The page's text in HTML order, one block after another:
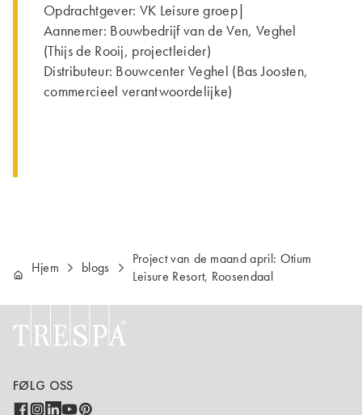
Opdrachtgever: VK Leisure groep|
Aannemer: Bouwbedrijf van de Ven, Veghel
(Thijs de Rooij, projectleider)
Distributeur: Bouwcenter Veghel (Bas Joosten,
commercieel verantwoordelijke)
Hjem blogs
Project van de maand april: Otium
Leisure Resort, Roosendaal
FØLG OSS